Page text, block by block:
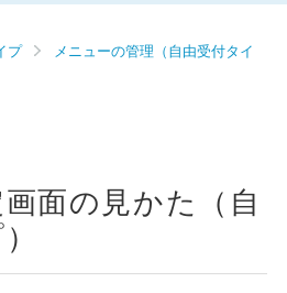
プ
メニューの管理（自由受付タイ
面の見かた（自